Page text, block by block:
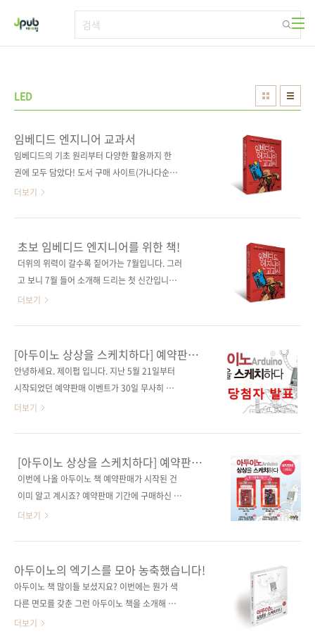
LED
임베디드 엔지니어 교과서
임베디드의 기초 원리부터 다양한 활용까지 한
권에 모두 담았다! 도서 구매 사이트(가나다순)
[교보문고] [도서11번가] [반디앤루니스] [알라
글북스] [리디북스] [알라딘] [예스이십사] 출판
사 제이펍도서명 임베디드 엔지니어 교과서부
제 인공지능 시대가 요구하는 임베디드 시스템
組込みエンジニアの教科書(원서 ISBN:
9784863542754)저자명 와타나베 노보루, 마
일페이지 304쪽시리즈 I♥Robot 15(제이펍의
로봇 시리즈 15)판 형 170*225*17제 본 무선
(soft cover)정 가 26,000원IS..
더보기
초보 임베디드 엔지니어를 위한 책!
더위의 위력이 갈수록 짙어가는 7월입니다. 그러
고 보니 7월 들어 소개해 드리는 첫 신간입니다.
다른 달에 비해 신간 소개가 조금 늦었습니다. 오
는군요. 《임베디드 엔지니어 교과서: 인공지능
시대가 요구하는 임베디드 시스템 개발자의 핵
심 스킬》 그동안 제이펍에서는 다양한 임베디
워드로는 아두이노, 라즈베리 파이, 사물인터넷,
리눅스 프로그래밍 등을 들 수 있는데요. 최근에
위한 리눅스 프로그래밍 with 라즈베리 파이(전
면개정판)》, 《허교수의 ARM Mbed 프로그래
밍 입문》, 《코드로 알아보는 ARM 리눅스 커
널(제2판)》..
더보기
[아두이노 상상을 스케치하다] 예약판매
이벤트 당첨자 발표
안녕하세요. 제이펍 입니다. 지난 5월 21일부터
시작되었던 예약판매 이벤트가 30일 무사히 마
감되었습니다. 많이 성원해 주셨음에도 불구하
분들이 그렇게 많지 않았습니다. 다음에는 좀 더
쉽고 재밌는 이벤트를 할 수 있도록 준비해 보겠
습니다! 이제부터 당첨자를 발표하고자 합니다.
고자 공정하게 사다리 타기를 했습니다! 포털사
이트 다음에서 사다리게임으로 검색하면 나오는
순서대로, 결과는 완제품-DIY의 순서로 나열하
여 진행하였습니다. 그 결과... 두구두구두구! 당
첨되신 분들 축하합니다! 배송을 위해서 정보를
아래 공간에 입력을 ..
더보기
[아두이노 상상을 스케치하다] 예약판매
이벤트
이번에 나올 아두이노 책 예약판매가 시작된 건
이미 알고 계시죠? 예약판매 기간에 구매하신 분
중 10분께 아두이노 호환 보드를 드리는 이벤트
제공해 주신 아두이노 호환 보드 키트를 추첨하
여 드릴 예정이니 많은 응모를 부탁합니다. # 응
모 기간 : 2014-05-21 ~ 2014-05-30 # 당첨
얼 업로더 (5명) DIY 조립용 호환 보드 + USB
더보기
아두이노의 엑기스를 모아 농축했습니다!
아두이노 책 많이들 보셨지요? 이번에는 뭔가 색
다른 면모를 갖춘 그런 아두이노 책을 소개해 드
리고자 합니다. 아두이노로 할 수 있는 거의 모든
더보기